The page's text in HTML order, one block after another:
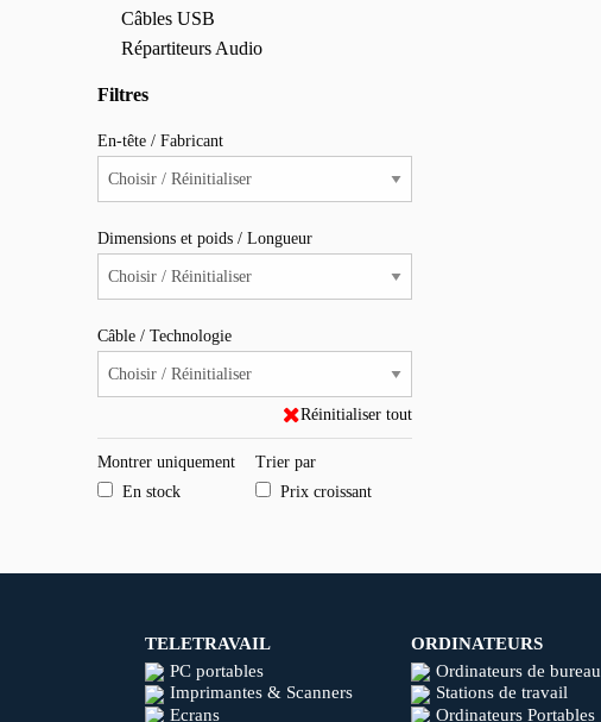
Câbles USB
Répartiteurs Audio
Filtres
En-tête / Fabricant
Dimensions et poids / Longueur
Câble / Technologie
Réinitialiser tout
Montrer uniquement
En stock
Trier par
Prix croissant
TELETRAVAIL
PC portables
Imprimantes & Scanners
Ecrans
ORDINATEURS
Ordinateurs de bureau
Stations de travail
Ordinateurs Portables